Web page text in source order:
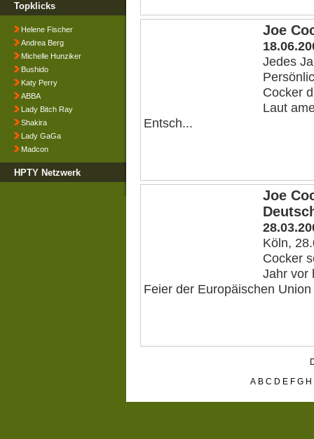
Topklicks
Helene Fischer
Andrea Berg
Michelle Hunziker
Bushido
Katy Perry
ABBA
Lady Bitch Ray
Shakira
Lady GaGa
Madcon
HPTY Netzwerk
Joe
Jedes
Cocker
Laut
Entsch...
Joe
Köln,
Cocker
Jahr vor
Feier der Europäischen
A B C D E F G H